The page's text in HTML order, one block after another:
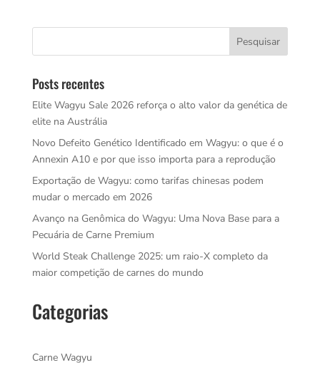
Posts recentes
Elite Wagyu Sale 2026 reforça o alto valor da genética de
elite na Austrália
Novo Defeito Genético Identificado em Wagyu: o que é o
Annexin A10 e por que isso importa para a reprodução
Exportação de Wagyu: como tarifas chinesas podem
mudar o mercado em 2026
Avanço na Genômica do Wagyu: Uma Nova Base para a
Pecuária de Carne Premium
World Steak Challenge 2025: um raio-X completo da
maior competição de carnes do mundo
Categorias
Carne Wagyu